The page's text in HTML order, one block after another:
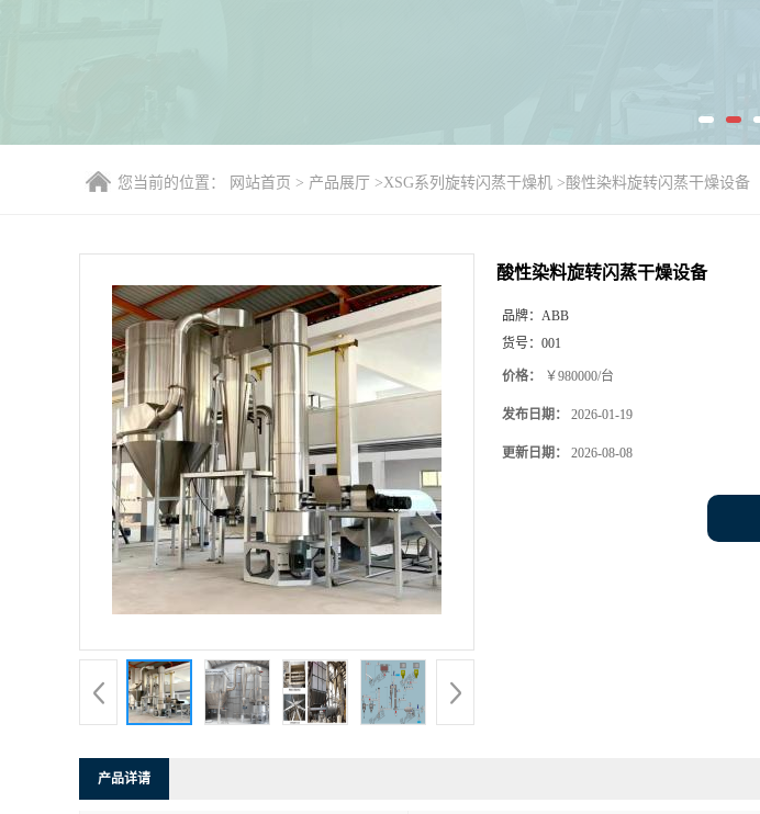
您当前的位置： 网站首页 > 产品展厅 >XSG系列旋转闪蒸干燥机 >酸性染料旋转闪蒸干燥设备
酸性染料旋转闪蒸干燥设备
品牌： ABB
货号： 001
价格： ￥980000/台
发布日期： 2026-01-19
更新日期： 2026-08-08
产品详请